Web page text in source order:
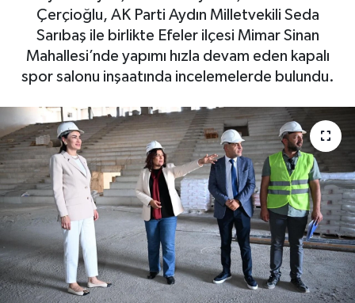
Çerçioğlu, AK Parti Aydın Milletvekili Seda
Sarıbaş ile birlikte Efeler ilçesi Mimar Sinan
Mahallesi’nde yapımı hızla devam eden kapalı
spor salonu inşaatında incelemelerde bulundu.
DÜNYA
EĞİTİM
EKOLOJİ VE ÇEVRE
BİLİM VE TEKNOLOJİ
GENEL
GÜNDEM